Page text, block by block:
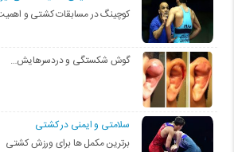
کوچینگ در مسابقات کشتی و
گوش شکستگی و دردسرهایش…
سلامتی و ایمنی در کشتی
برترین مکمل ها برای ورزش کشتی